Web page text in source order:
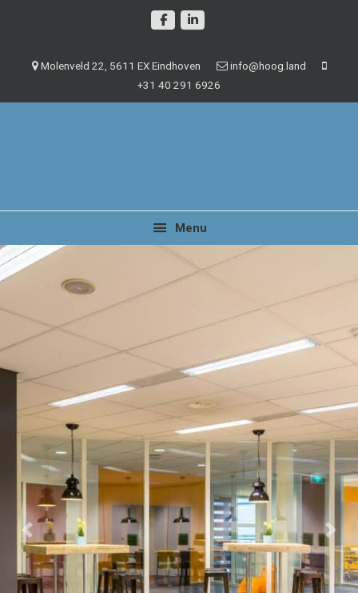
hoofdnavigatie
Molenveld 22, 5611 EX Eindhoven
info@hoog.land
+31 40 291 6926
Menu
Previous Next